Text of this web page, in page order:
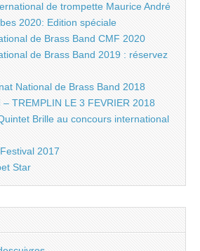
de trompette Maurice André
2020: Edition spéciale
de Brass Band CMF 2020
de Brass Band 2019 : réservez
National de Brass Band 2018
TREMPLIN LE 3 FEVRIER 2018
Brille au concours international
2017
Star